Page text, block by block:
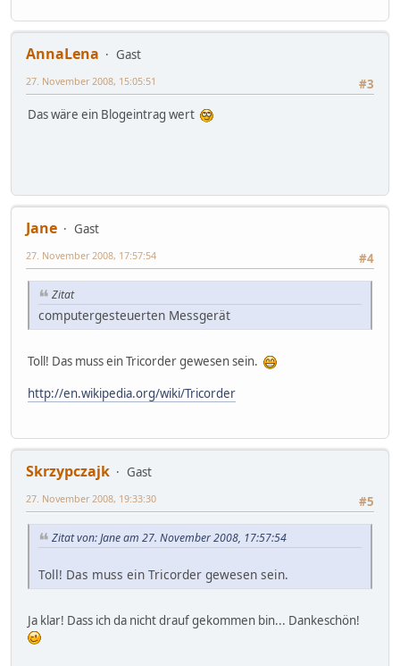
AnnaLena
Gast
#3
27. November 2008, 15:05:51
Das wäre ein Blogeintrag wert
Jane
Gast
#4
27. November 2008, 17:57:54
Zitat
computergesteuerten Messgerät
Toll! Das muss ein Tricorder gewesen sein.
http://en.wikipedia.org/wiki/Tricorder
Skrzypczajk
Gast
#5
27. November 2008, 19:33:30
Zitat von: Jane am 27. November 2008, 17:57:54
Toll! Das muss ein Tricorder gewesen sein.
Ja klar! Dass ich da nicht drauf gekommen bin... Dankeschön!